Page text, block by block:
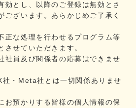
効とし、以降のご登録は無効とさ
ございます。あらかじめご了承く
正な処理を行わせるプログラム等
させていただきます。
社員及び関係者の応募はできませ
社・Meta社とは一切関係ありませ
お預かりする皆様の個人情報の保